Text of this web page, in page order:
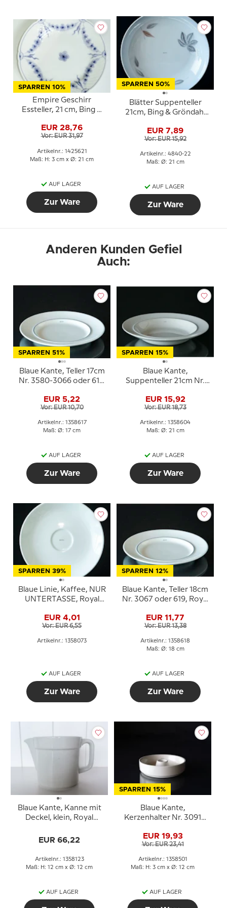
SPARREN 10%
Empire Geschirr
Essteller, 21 cm, Bing &
oder 621
EUR 28,76
Vor: EUR 31,97
Artikelnr.: 1425621
Maß: H: 3 cm x Ø: 21 cm
AUF LAGER
Zur Ware
SPARREN 50%
Blätter Suppenteller
21cm, Bing & Gröndahl
EUR 7,89
Vor: EUR 15,92
Artikelnr.: 4840-22
Maß: Ø: 21 cm
AUF LAGER
Zur Ware
Anderen Kunden Gefiel
Auch:
SPARREN 51%
Blaue Kante, Teller 17cm
Nr. 3580-3066 oder 617,
EUR 5,22
Vor: EUR 10,70
Artikelnr.: 1358617
Maß: Ø: 17 cm
AUF LAGER
Zur Ware
SPARREN 15%
Blaue Kante,
Suppenteller 21cm Nr.
Copenhagen
EUR 15,92
Vor: EUR 18,73
Artikelnr.: 1358604
Maß: Ø: 21 cm
AUF LAGER
Zur Ware
SPARREN 39%
Blaue Linie, Kaffee, NUR
UNTERTASSE, Royal
EUR 4,01
Vor: EUR 6,55
Artikelnr.: 1358073
AUF LAGER
Zur Ware
SPARREN 12%
Blaue Kante, Teller 18cm
Nr. 3067 oder 619, Royal
EUR 11,77
Vor: EUR 13,38
Artikelnr.: 1358618
Maß: Ø: 18 cm
AUF LAGER
Zur Ware
Blaue Kante, Kanne mit
Deckel, klein, Royal
EUR 66,22
Artikelnr.: 1358123
Maß: H: 12 cm x Ø: 12 cm
AUF LAGER
SPARREN 15%
Blaue Kante,
Kerzenhalter Nr. 3091
Copenhagen
EUR 19,93
Vor: EUR 23,41
Artikelnr.: 1358501
Maß: H: 3 cm x Ø: 12 cm
AUF LAGER